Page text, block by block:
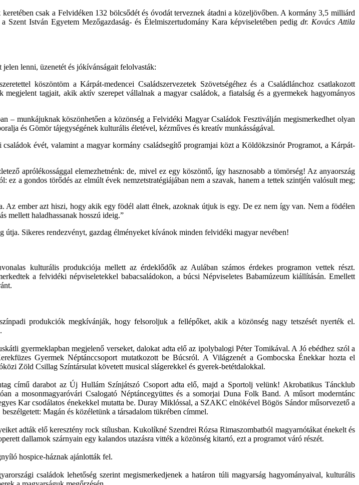
csak a Felvidéken 132 bölcsődét és óvodát terveznek átadni a közeljövőben. A kormány 3,5 milliárd
a Szent István Egyetem Mezőgazdaság- és Élelmiszertudomány Kara képviseletében pedig dr. Kovács Attila
lenni, üzenetét és jókívánságait felolvasták:
köszöntöm a Kárpát-medencei Családszervezetek Szövetségéhez és a Családlánchoz csatlakozott
tagjait, akik aktív szerepet vállalnak a magyar családok, a fiatalság és a gyermekek hagyományos
– munkájuknak köszönhetően a közönség a Felvidéki Magyar Családok Fesztiválján megismerkedhet olyan
és Gömör tájegységének kulturális életével, kézműves és kreatív munkásságával.
évét, valamint a magyar kormány családsegítő programjai közt a Köldökzsinór Programot, a Kárpát-
aprólékossággal elemezhetnénk: de, mivel ez egy köszöntő, így hasznosabb a tömörség! Az anyaország
a gondos törődés az elmúlt évek nemzetstratégiájában nem a szavak, hanem a tettek szintjén valósult meg;
ember azt hiszi, hogy akik egy födél alatt élnek, azoknak útjuk is egy. De ez nem így van. Nem a födélen
mellett haladhassanak hosszú ideig.”
útja. Sikeres rendezvényt, gazdag élményeket kívánok minden felvidéki magyar nevében!
kulturális produkciója mellett az érdeklődők az Aulában számos érdekes programon vettek részt.
a felvidéki népviseletekkel babacsaládokon, a búcsi Népviseletes Babamúzeum kiállításán. Emellett
produkciók megkívánják, hogy felsoroljuk a fellépőket, akik a közönség nagy tetszését nyerték el.
gyermeklapban megjelenő verseket, dalokat adta elő az ipolybalogi Péter Tomikával. A Jó ebédhez szól a
Gyermek Néptánccsoport mutatkozott be Búcsról. A Világzenét a Gombocska Énekkar hozta el
Zöld Csillag Színtársulat követett musical slágerekkel és gyerek-betétdalokkal.
című darabot az Új Hullám Színjátszó Csoport adta elő, majd a Sportolj velünk! Akrobatikus Táncklub
a mosonmagyaróvári Csalogató Néptáncegyüttes és a somorjai Duna Folk Band. A műsort moderntánc
Kar csodálatos énekekkel mutatta be. Duray Miklóssal, a SZAKC elnökével Bögös Sándor műsorvezető a
Magán és közéletünk a társadalom tükrében címmel.
adták elő keresztény rock stílusban. Kukolíkné Szendrei Rózsa Rimaszombatból magyarnótákat énekelt és
dallamok szárnyain egy kalandos utazásra vitték a közönség kitartó, ezt a programot váró részét.
hospice-háznak ajánlották fel.
családok lehetőség szerint megismerkedjenek a határon túli magyarság hagyományaival, kulturális